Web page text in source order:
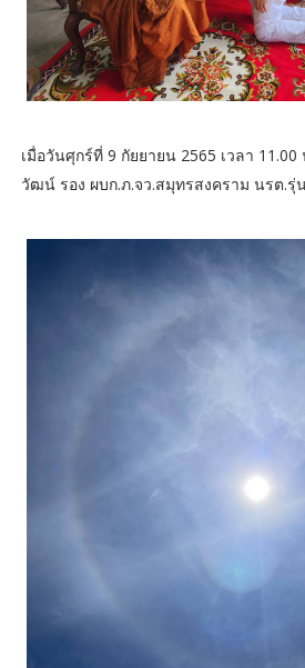
เมื่อวันศุกร์ที่ 9 กัยยายน 2565 เวลา
วัฒน์ รอง ผบก.ภ.จว.สมุทรสงคราม นรต.รุ่